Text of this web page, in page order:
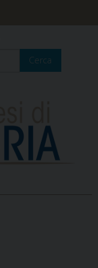
Cerca